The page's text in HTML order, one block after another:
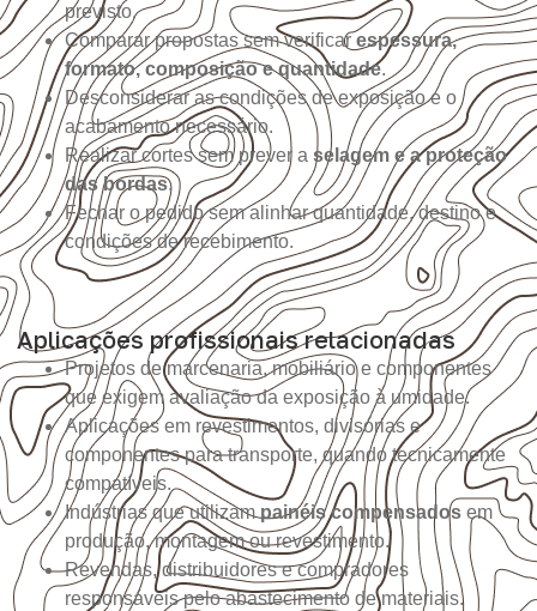
previsto.
Comparar propostas sem verificarespessura,
formato, composição e quantidade.
Desconsiderar as condições de exposição e o
acabamento necessário.
Realizar cortes sem prever a selagem e a proteção
das bordas.
Fechar o pedido sem alinhar quantidade, destino e
condições de recebimento.
Aplicações profissionais relacionadas
Projetos de marcenaria, mobiliário e componentes
que exigem avaliação da exposição à umidade.
Aplicações em revestimentos, divisórias e
componentes para transporte, quando tecnicamente
compatíveis.
Indústrias que utilizampainéis compensados em
produção, montagem ou revestimento.
Revendas, distribuidores e compradores
responsáveis pelo abastecimento de materiais.